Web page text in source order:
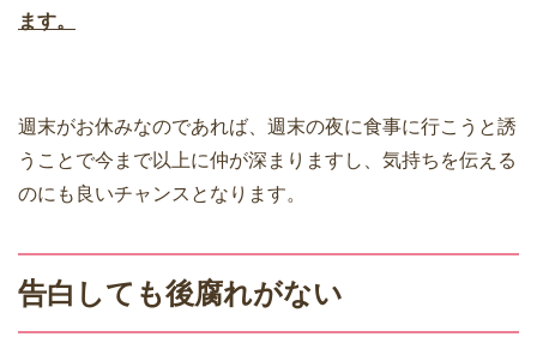
ます。
週末がお休みなのであれば、週末の夜に食事に行こうと誘
うことで今まで以上に仲が深まりますし、気持ちを伝える
のにも良いチャンスとなります。
告白しても後腐れがない